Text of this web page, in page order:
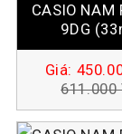
CASIO NAM
9DG
Giá:
611.000